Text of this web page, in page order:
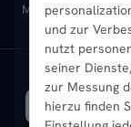
und zur
nutzt
seiner
zur Messung
hierzu finden
Sendung
Ratgeber
Bestpreisgarantie
Aktuelle Angebote
Mischbetrieb-